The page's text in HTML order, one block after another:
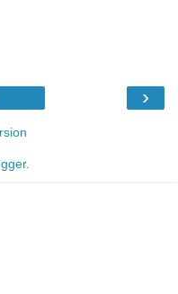
›
.